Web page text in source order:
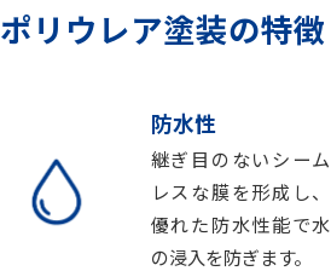
ポリウレア塗装の特徴
防水性
継ぎ目のないシーム
レスな膜を形成し、
優れた防水性能で水
の浸入を防ぎます。